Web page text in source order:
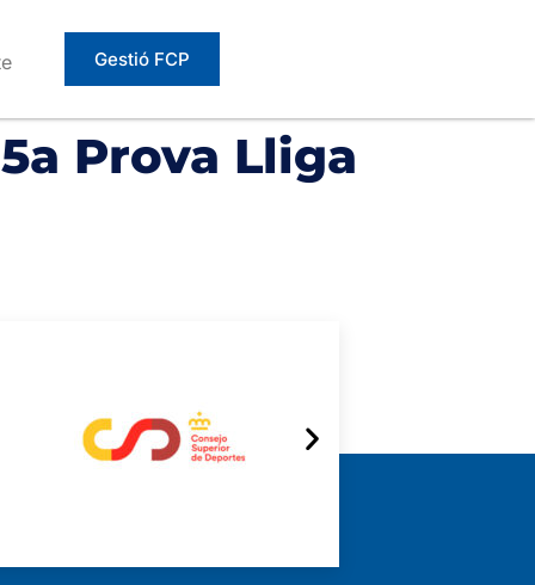
Gestió FCP
Prova Lliga